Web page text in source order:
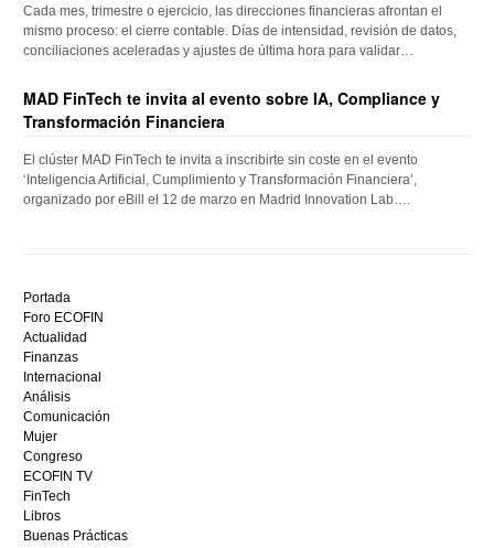
Cada mes, trimestre o ejercicio, las direcciones financieras afrontan el
mismo proceso: el cierre contable. Días de intensidad, revisión de datos,
conciliaciones aceleradas y ajustes de última hora para validar…
MAD FinTech te invita al evento sobre IA, Compliance y
Transformación Financiera
El clúster MAD FinTech te invita a inscribirte sin coste en el evento
‘Inteligencia Artificial, Cumplimiento y Transformación Financiera’,
organizado por eBill el 12 de marzo en Madrid Innovation Lab….
mejor
bono
sin
depósito
casino
en
España,
visita
este
sitio
restaurantedonmauro.es
y
Portada
Foro ECOFIN
Actualidad
Finanzas
Internacional
Análisis
Comunicación
Mujer
Congreso
ECOFIN TV
FinTech
Libros
Buenas Prácticas